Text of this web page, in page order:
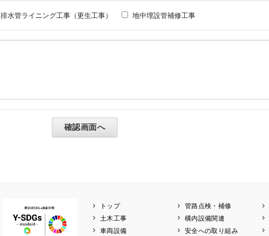
排水管ライニング工事（更生工事） 地中埋設管補修工事
トップ 管路点検・補修
土木工事
構内設備関連
車両設備
安全への取り組み